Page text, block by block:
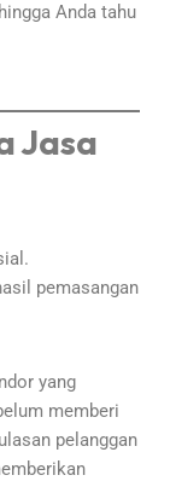
Anda tahu
Jasa
pemasangan
yang
memberi
pelanggan